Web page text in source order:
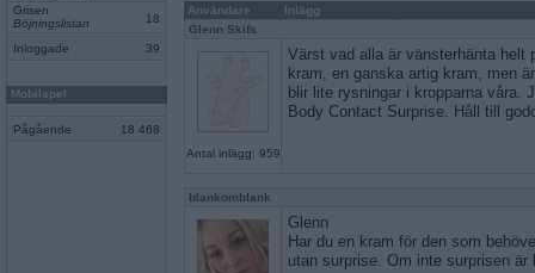
Grisen
Böjningslistan
18
Inloggade 39
Mobilspel
Pågående 18 468
Användare
Inlägg
Glenn Skifs
Antal inlägg: 959
Värst vad alla är vänsterhänta helt
kram, en ganska artig kram, men
blir lite rysningar i kropparna våra.
Body Contact Surprise. Håll till
blankomblank
Glenn
Har du en kram för den som
utan surprise. Om inte surprisen är